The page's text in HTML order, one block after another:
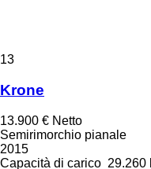
13
Krone
13.900 € Netto
Semirimorchio pianale
2015
Capacità di carico 29.260